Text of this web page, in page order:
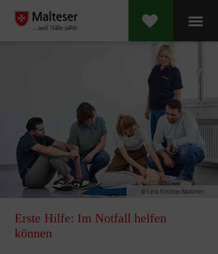
Lena Kirchner/Malteser
Erste Hilfe: Im Notfall helfen
können